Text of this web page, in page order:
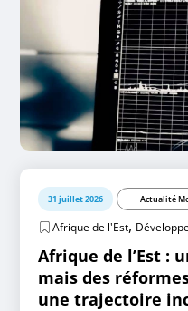
31 juillet 2026 Actualité
Afrique de l'Est,
Afrique de l’Est :
mais des
une trajectoire